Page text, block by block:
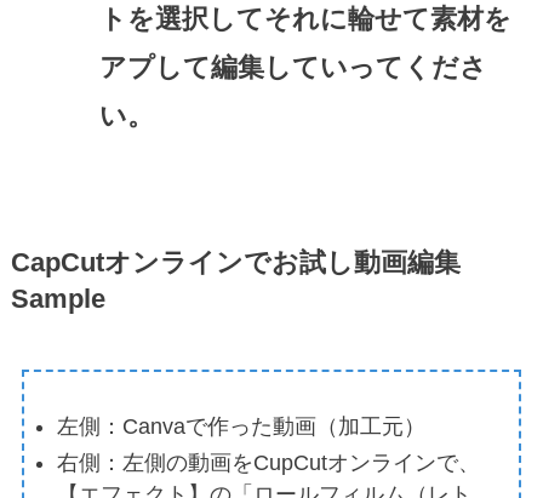
トを選択してそれに輪せて素材を
アプして編集していってくださ
い。
CapCutオンラインでお試し動画編集
Sample
左側：Canvaで作った動画（加工元）
右側：左側の動画をCupCutオンラインで、